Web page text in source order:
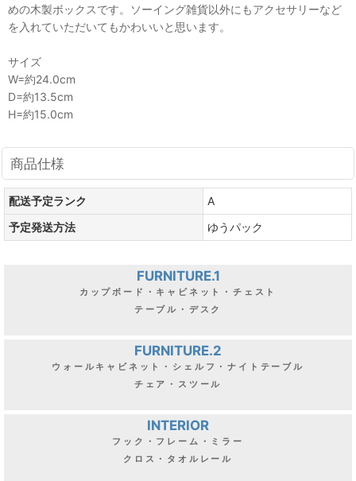
めの木製ボックスです。ソーイング雑貨以外にもアクセサリーなど
を入れていただいてもかわいいと思います。
サイズ
W=約24.0cm
D=約13.5cm
H=約15.0cm
商品仕様
配送予定ランク
A
予定発送方法
ゆうパック
FURNITURE.1
カップボード・キャビネット・チェスト
テーブル・デスク
FURNITURE.2
ウォールキャビネット・シェルフ・ナイトテーブル
チェア・スツール
INTERIOR
フック・フレーム・ミラー
クロス・タオルレール